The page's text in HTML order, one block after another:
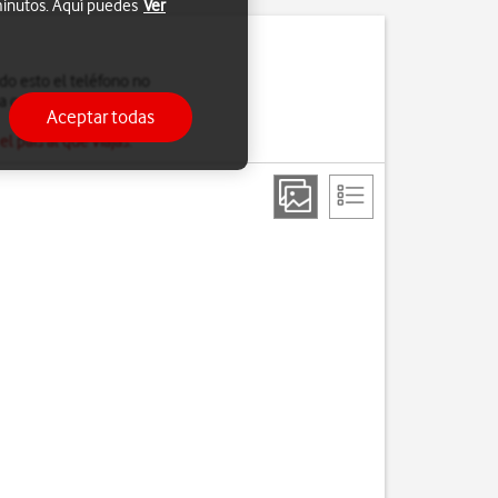
a Internet
país al que viajas.
Aquí puedes Ver
Aceptar todas